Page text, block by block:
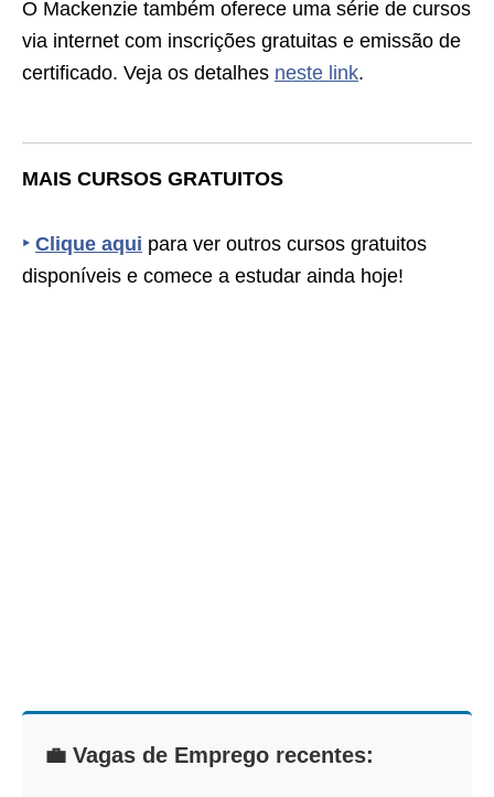
O Mackenzie também oferece uma série de cursos
via internet com inscrições gratuitas e emissão de
certificado. Veja os detalhes neste link.
MAIS CURSOS GRATUITOS
‣ Clique aqui para ver outros cursos gratuitos
disponíveis e comece a estudar ainda hoje!
💼 Vagas de Emprego recentes: